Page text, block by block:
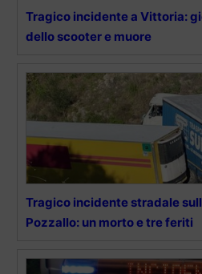
Tragico incidente a Vittoria:
dello scooter e muore
Tragico incidente stradale
Pozzallo: un morto e tre feriti